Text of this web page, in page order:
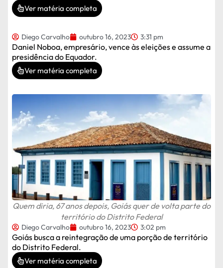
Ver matéria completa
Diego Carvalho outubro 16, 2023 3:31 pm
Daniel Noboa, empresário, vence às eleições e assume a
presidência do Equador.
Ver matéria completa
Quem diria, 67 anos depois, Goiás quer de volta parte do
território do Distrito Federal
Diego Carvalho outubro 16, 2023 3:02 pm
Goiás busca a reintegração de uma porção de território
do Distrito Federal.
Ver matéria completa